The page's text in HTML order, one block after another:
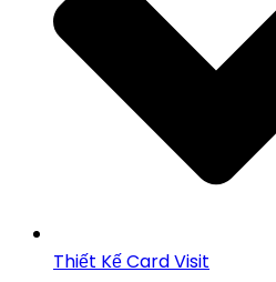
Thiết Kế Card Visit